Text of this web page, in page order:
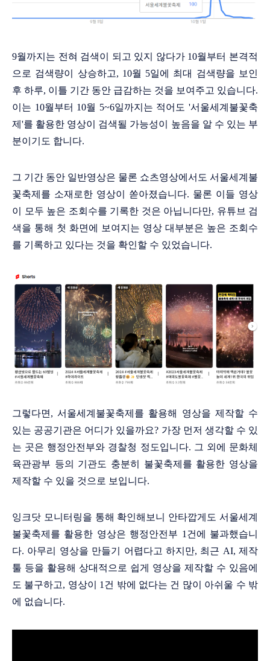
9월까지는 전혀 검색이 되고 있지 않다가 10월부터 본격적
으로 검색량이 상승하고, 10월 5일에 최대 검색량을 보인
후 하루, 이틀 기간 동안 급감하는 것을 보여주고 있습니다.
이는 10월부터 10월 5~6일까지는 적어도 '서울세계불꽃축
제'를 활용한 영상이 검색될 가능성이 높음을 알 수 있는 부
분이기도 합니다.
그 기간 동안 일반영상은 물론 쇼츠영상에서도 서울세계불
꽃축제를 소재로한 영상이 쏟아졌습니다. 물론 이들 영상
이 모두 높은 조회수를 기록한 것은 아닙니다만, 유튜브 검
색을 통해 첫 화면에 보여지는 영상 대부분은 높은 조회수
를 기록하고 있다는 것을 확인할 수 있었습니다.
그렇다면, 서울세계불꽃축제를 활용해 영상을 제작할 수
있는 공공기관은 어디가 있을까요? 가장 먼저 생각할 수 있
는 곳은 행정안전부와 경찰청 정도입니다. 그 외에 문화체
육관광부 등의 기관도 충분히 불꽃축제를 활용한 영상을
제작할 수 있을 것으로 보입니다.
잉크닷 모니터링을 통해 확인해보니 안타깝게도 서울세계
불꽃축제를 활용한 영상은 행정안전부 1건에 불과했습니
다. 아무리 영상을 만들기 어렵다고 하지만, 최근 AI, 제작
툴 등을 활용해 상대적으로 쉽게 영상을 제작할 수 있음에
도 불구하고, 영상이 1건 밖에 없다는 건 많이 아쉬울 수 밖
에 없습니다.